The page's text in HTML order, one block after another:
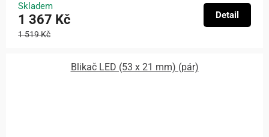
Skladem
1 367 Kč
1 519 Kč
Detail
Blikač LED (53 x 21 mm) (pár)